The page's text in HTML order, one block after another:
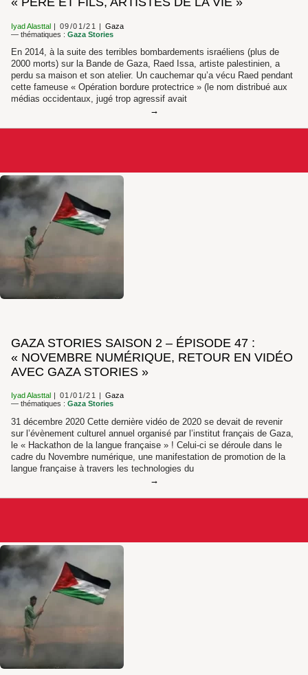
Iyad Alasttal 09/01/21
Gaza
— thématiques : Gaza Stories
En 2014, à la suite des terribles bombardements israéliens (plus de
2000 morts) sur la Bande de Gaza, Raed Issa, artiste palestinien, a
perdu sa maison et son atelier. Un cauchemar qu’a vécu Raed pendant
cette fameuse « Opération bordure protectrice » (le nom distribué aux
médias occidentaux, jugé trop agressif avait
GAZA STORIES SAISON 2 – ÉPISODE 47 :
« NOVEMBRE NUMÉRIQUE, RETOUR EN VIDÉO
AVEC GAZA STORIES »
Iyad Alasttal 01/01/21
Gaza
— thématiques : Gaza Stories
31 décembre 2020 Cette dernière vidéo de 2020 se devait de revenir
sur l’évènement culturel annuel organisé par l’institut français de Gaza,
le « Hackathon de la langue française » ! Celui-ci se déroule dans le
cadre du Novembre numérique, une manifestation de promotion de la
langue française à travers les technologies du